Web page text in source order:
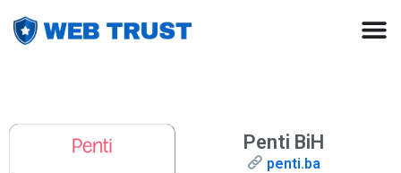
Penti BiH
penti.ba